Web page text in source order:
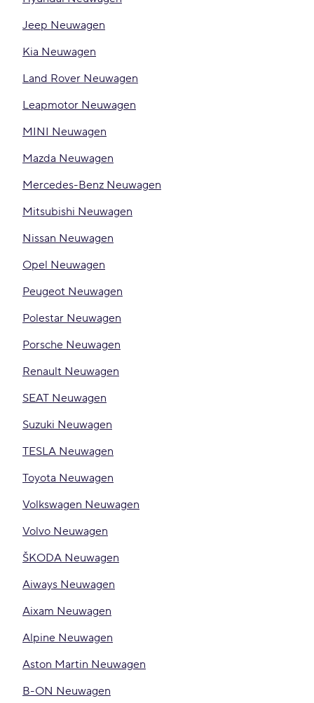
Jeep Neuwagen
Kia Neuwagen
Land Rover Neuwagen
Leapmotor Neuwagen
MINI Neuwagen
Mazda Neuwagen
Mercedes-Benz Neuwagen
Mitsubishi Neuwagen
Nissan Neuwagen
Opel Neuwagen
Peugeot Neuwagen
Polestar Neuwagen
Porsche Neuwagen
Renault Neuwagen
SEAT Neuwagen
Suzuki Neuwagen
TESLA Neuwagen
Toyota Neuwagen
Volkswagen Neuwagen
Volvo Neuwagen
ŠKODA Neuwagen
Aiways Neuwagen
Aixam Neuwagen
Alpine Neuwagen
Aston Martin Neuwagen
B-ON Neuwagen